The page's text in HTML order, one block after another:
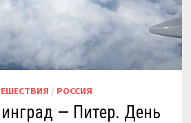
/ РОССИЯ
— Питер. День